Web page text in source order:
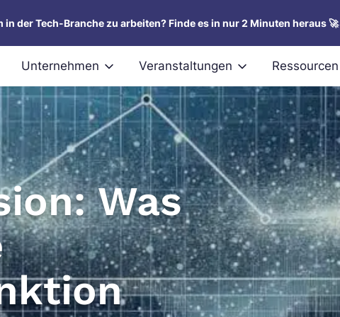
in der Tech-Branche zu arbeiten? Finde es in nur 2 Minuten heraus 🚀
Unternehmen Veranstaltungen Ressourcen
Was